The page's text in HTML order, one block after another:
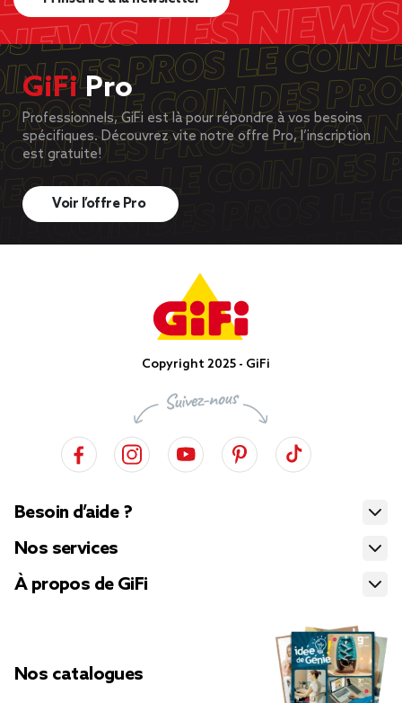
GiFiPro
Professionnels, GiFi est là pour répondre à vos besoins
spécifiques. Découvrez vite notre offre Pro, l’inscription
est gratuite!
Voir l’offre Pro
Copyright 2025 - GiFi
Besoin d’aide ?
Nos services
À propos de GiFi
Nos catalogues